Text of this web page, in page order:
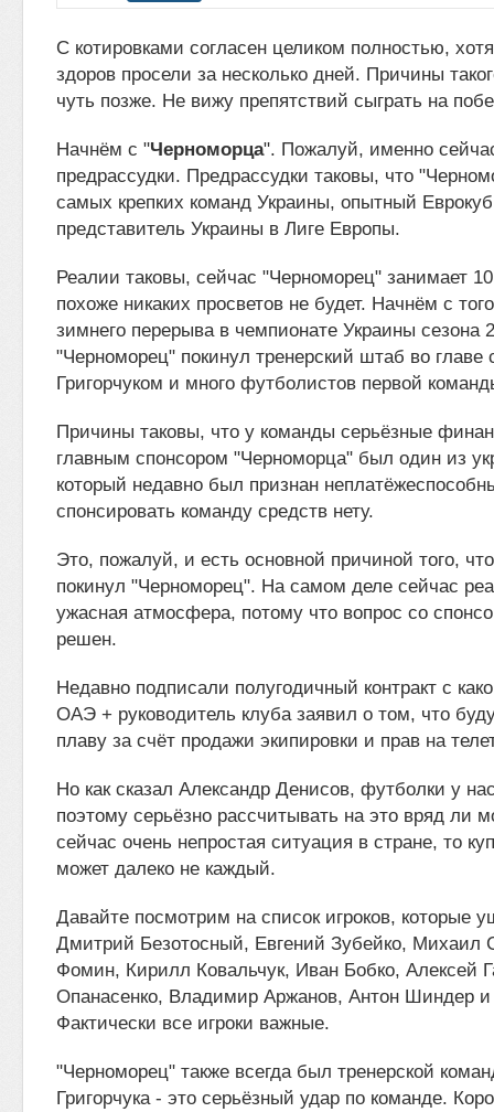
С котировками согласен целиком полностью,
здоров просели за несколько дней. Причины
чуть позже. Не вижу препятствий сыграть на
Начнём с "Черноморца". Пожалуй, именно
предрассудки. Предрассудки таковы, что
самых крепких команд Украины, опытный
представитель Украины в Лиге Европы.
Реалии таковы, сейчас "Черноморец" занимает
похоже никаких просветов не будет. Начнём с
зимнего перерыва в чемпионате Украины сезона
"Черноморец" покинул тренерский штаб во главе
Григорчуком и много футболистов первой
Причины таковы, что у команды серьёзные
главным спонсором "Черноморца" был один из
который недавно был признан
спонсировать команду средств нету.
Это, пожалуй, и есть основной причиной того,
покинул "Черноморец". На самом деле сейчас
ужасная атмосфера, потому что вопрос со
решен.
Недавно подписали полугодичный контракт с
ОАЭ + руководитель клуба заявил о том, что
плаву за счёт продажи экипировки и прав на
Но как сказал Александр Денисов, футболки у
поэтому серьёзно рассчитывать на это вряд ли
сейчас очень непростая ситуация в стране, то
может далеко не каждый.
Давайте посмотрим на список игроков, которые
Дмитрий Безотосный, Евгений Зубейко, Михаил
Фомин, Кирилл Ковальчук, Иван Бобко, Алексей
Опанасенко, Владимир Аржанов, Антон Шиндер и
Фактически все игроки важные.
"Черноморец" также всегда был тренерской
Григорчука - это серьёзный удар по команде.